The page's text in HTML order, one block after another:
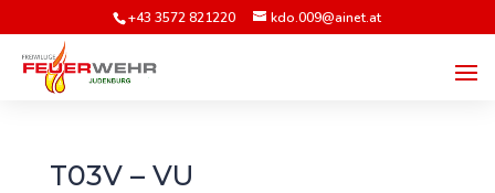
+43 3572 821220 kdo.009@ainet.at
T03V – VU